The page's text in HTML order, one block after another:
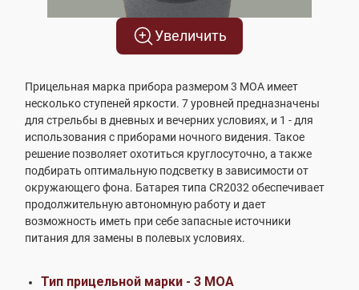
Увеличить
Прицельная марка прибора размером 3 МОА имеет
несколько ступеней яркости. 7 уровней предназначены
для стрельбы в дневных и вечерних условиях, и 1 - для
использования с приборами ночного видения. Такое
решение позволяет охотиться круглосуточно, а также
подбирать оптимальную подсветку в зависимости от
окружающего фона. Батарея типа CR2032 обеспечивает
продолжительную автономную работу и дает
возможность иметь при себе запасные источники
питания для замены в полевых условиях.
Тип прицельной марки - 3 МОА